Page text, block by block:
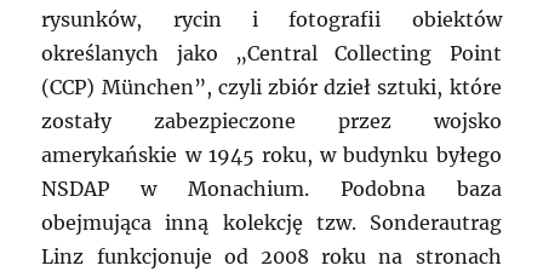
rysunków, rycin i fotografii obiektów
określanych jako „Central Collecting Point
(CCP) München”, czyli zbiór dzieł sztuki, które
zostały zabezpieczone przez wojsko
amerykańskie w 1945 roku, w budynku byłego
NSDAP w Monachium. Podobna baza
obejmująca inną kolekcję tzw. Sonderautrag
Linz funkcjonuje od 2008 roku na stronach